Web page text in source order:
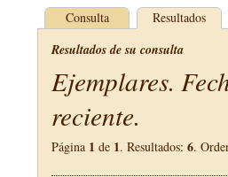
Consulta Resultados
Resultados de su consulta
Ejemplares.
reciente.
Página 1 de 1. Resultados: 6.